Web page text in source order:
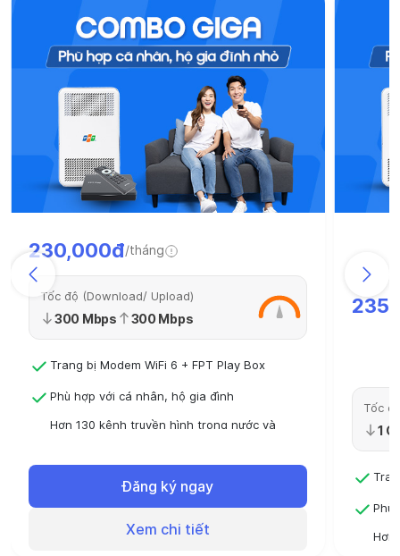
230,000đ/tháng
Tốc độ (Download/ Upload)
300 Mbps 300 Mbps
Trang bị Modem WiFi 6 + FPT Play Box
Phù hợp với cá nhân, hộ gia đình
Hơn 130 kênh truyền hình trong nước và
Đăng ký ngay
Xem chi tiết
Tốc
1
Phù
Hơn